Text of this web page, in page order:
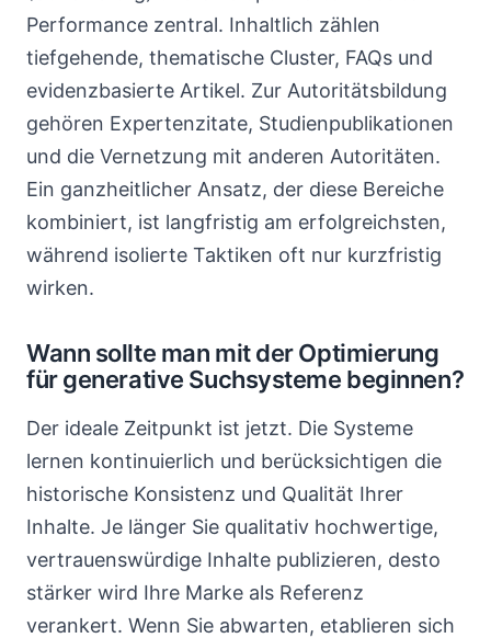
Performance zentral. Inhaltlich zählen
tiefgehende, thematische Cluster, FAQs und
evidenzbasierte Artikel. Zur Autoritätsbildung
gehören Expertenzitate, Studienpublikationen
und die Vernetzung mit anderen Autoritäten.
Ein ganzheitlicher Ansatz, der diese Bereiche
kombiniert, ist langfristig am erfolgreichsten,
während isolierte Taktiken oft nur kurzfristig
wirken.
Wann sollte man mit der Optimierung
für generative Suchsysteme beginnen?
Der ideale Zeitpunkt ist jetzt. Die Systeme
lernen kontinuierlich und berücksichtigen die
historische Konsistenz und Qualität Ihrer
Inhalte. Je länger Sie qualitativ hochwertige,
vertrauenswürdige Inhalte publizieren, desto
stärker wird Ihre Marke als Referenz
verankert. Wenn Sie abwarten, etablieren sich